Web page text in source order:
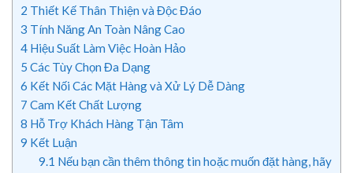
2 Thiết Kế Thân Thiện và Độc Đáo
3 Tính Năng An Toàn Nâng Cao
4 Hiệu Suất Làm Việc Hoàn Hảo
5 Các Tùy Chọn Đa Dạng
6 Kết Nối Các Mặt Hàng và Xử Lý Dễ Dàng
7 Cam Kết Chất Lượng
8 Hỗ Trợ Khách Hàng Tận Tâm
9 Kết Luận
9.1 Nếu bạn cần thêm thông tin hoặc muốn đặt hàng, hãy